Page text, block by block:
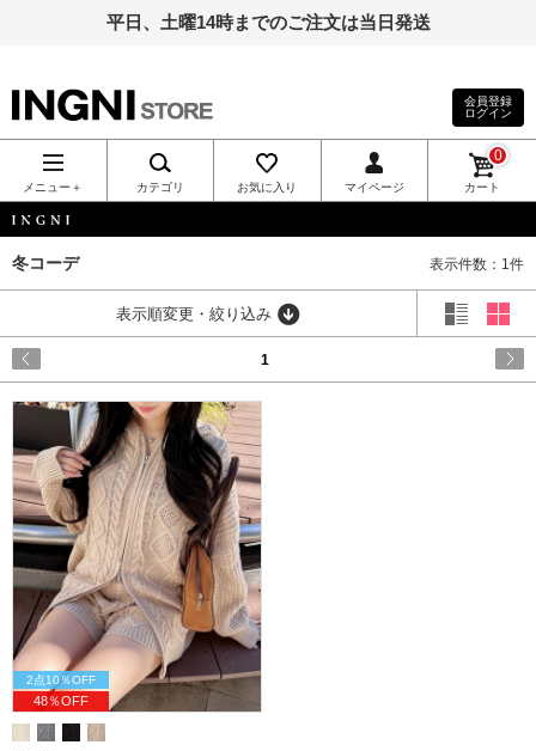
平日、土曜14時までのご注文は当日発送
INGNI（イン
グ）公式通
販｜INGNI
STORE
会員登録
ログイン
メニュー＋ カテゴリ お気に入り マイページ カート
0
冬コーデ 表示件数：1件
表示順変更・絞り込み
1
2点10％OFF
48％OFF